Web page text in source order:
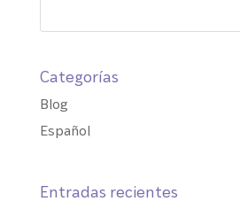
Categorías
Blog
Español
Entradas recientes